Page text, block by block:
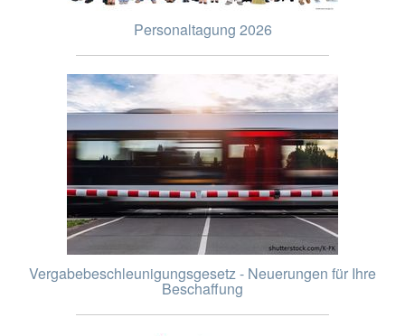
Personaltagung 2026
Vergabebeschleunigungsgesetz - Neuerungen für Ihre
Beschaffung